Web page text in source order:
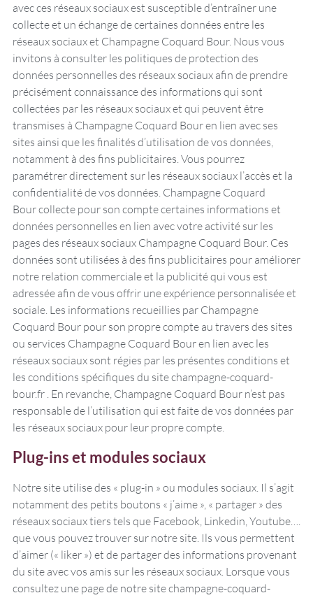
avec ces réseaux sociaux est susceptible d’entraîner une
collecte et un échange de certaines données entre les
réseaux sociaux et Champagne Coquard Bour. Nous vous
invitons à consulter les politiques de protection des
données personnelles des réseaux sociaux afin de prendre
précisément connaissance des informations qui sont
collectées par les réseaux sociaux et qui peuvent être
transmises à Champagne Coquard Bour en lien avec ses
sites ainsi que les finalités d’utilisation de vos données,
notamment à des fins publicitaires. Vous pourrez
paramétrer directement sur les réseaux sociaux l’accès et la
confidentialité de vos données. Champagne Coquard
Bour collecte pour son compte certaines informations et
données personnelles en lien avec votre activité sur les
pages des réseaux sociaux Champagne Coquard Bour. Ces
données sont utilisées à des fins publicitaires pour améliorer
notre relation commerciale et la publicité qui vous est
adressée afin de vous offrir une expérience personnalisée et
sociale. Les informations recueillies par Champagne
Coquard Bour pour son propre compte au travers des sites
ou services Champagne Coquard Bour en lien avec les
réseaux sociaux sont régies par les présentes conditions et
les conditions spécifiques du site champagne-coquard-
bour.fr . En revanche, Champagne Coquard Bour n’est pas
responsable de l’utilisation qui est faite de vos données par
les réseaux sociaux pour leur propre compte.
Plug-ins et modules sociaux
Notre site utilise des « plug-in » ou modules sociaux. Il s’agit
notamment des petits boutons « j’aime », « partager » des
réseaux sociaux tiers tels que Facebook, Linkedin, Youtube….
que vous pouvez trouver sur notre site. Ils vous permettent
d’aimer (« liker ») et de partager des informations provenant
du site avec vos amis sur les réseaux sociaux. Lorsque vous
consultez une page de notre site champagne-coquard-